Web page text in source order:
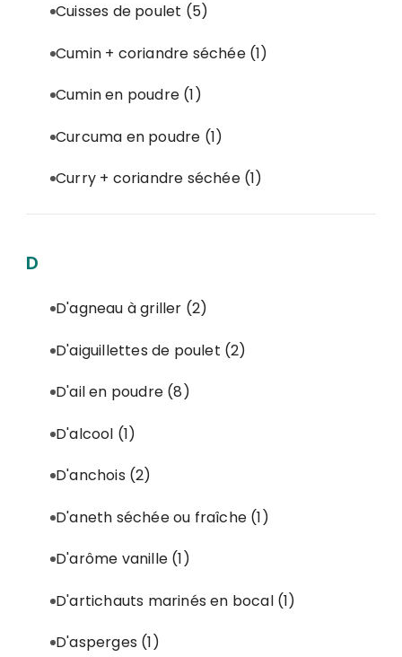
Cuisses de poulet (5)
Cumin + coriandre séchée (1)
Cumin en poudre (1)
Curcuma en poudre (1)
Curry + coriandre séchée (1)
D
D'agneau à griller (2)
D'aiguillettes de poulet (2)
D'ail en poudre (8)
D'alcool (1)
D'anchois (2)
D'aneth séchée ou fraîche (1)
D'arôme vanille (1)
D'artichauts marinés en bocal (1)
D'asperges (1)